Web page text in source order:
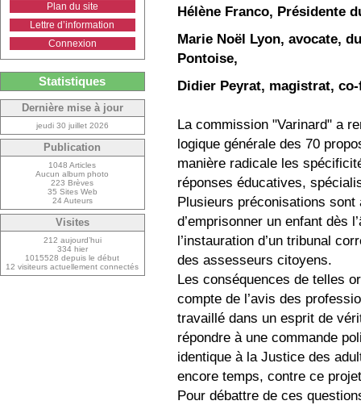
Hélène Franco, Présidente
Marie Noël Lyon, avocate,
Pontoise,
Didier Peyrat, magistrat,
La commission "Varinard" a
logique générale des 70
manière radicale les
réponses éducatives,
Plusieurs préconisations
d’emprisonner un enfant dès
l’instauration d’un tribunal
des assesseurs citoyens.
Les conséquences de telles
compte de l’avis des
travaillé dans un esprit de
répondre à une commande
identique à la Justice des
encore temps, contre ce
Pour débattre de ces
Plan du site
Lettre d’information
Connexion
Statistiques
Dernière mise à jour
jeudi 30 juillet 2026
Publication
1048 Articles
Aucun album photo
223 Brèves
35 Sites Web
24 Auteurs
Visites
212 aujourd’hui
334 hier
1015528 depuis le début
12 visiteurs actuellement connectés